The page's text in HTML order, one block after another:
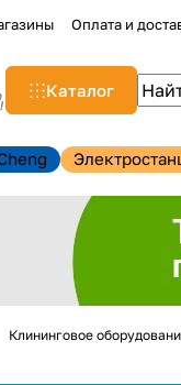
Оплата и
Каталог
Клининговое